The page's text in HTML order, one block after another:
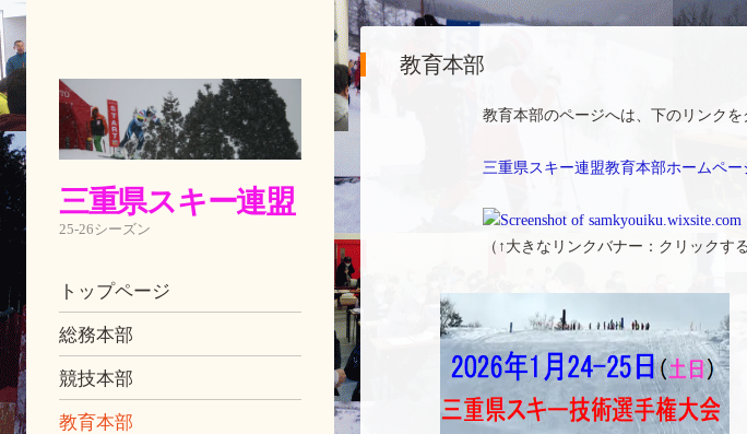
三重県スキー連盟
25-26シーズン
ナビゲーション
コンテンツへ移動
トップページ
総務本部
競技本部
教育本部
教育本部
教育本部のページへは、下のリンクを
三重県スキー連盟教育本部ホームペー
（↑大きなリンクバナー：クリックす